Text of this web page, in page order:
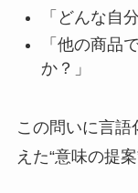
「どんな自
「他の商品
か？」
この問いに言語
えた“意味の提